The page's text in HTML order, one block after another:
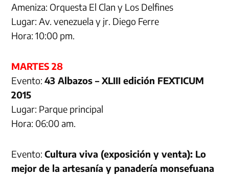
Ameniza: Orquesta El Clan y Los Delfines
Lugar: Av. venezuela y jr. Diego Ferre
Hora: 10:00 pm.
MARTES 28
Evento:43 Albazos – XLIII edición FEXTICUM
2015
Lugar: Parque principal
Hora: 06:00 am.
Evento:Cultura viva (exposición y venta): Lo
mejor de la artesanía y panadería monsefuana